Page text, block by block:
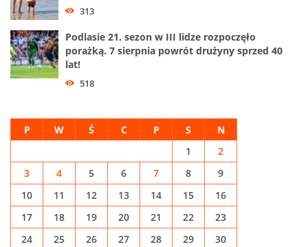
313
Podlasie 21. sezon w III lidze rozpoczęło
porażką. 7 sierpnia powrót drużyny sprzed 40
lat!
518
P W Ś C P S N
1
2
3
4 5 6 7 8
9
10
11 12 13 14 15
16
17
18 19 20 21 22
23
24
25 26 27 28 29
30